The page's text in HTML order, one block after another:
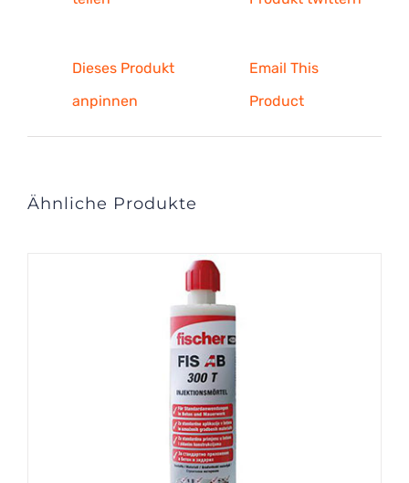
Dieses Produkt
anpinnen
Email This
Product
Ähnliche Produkte